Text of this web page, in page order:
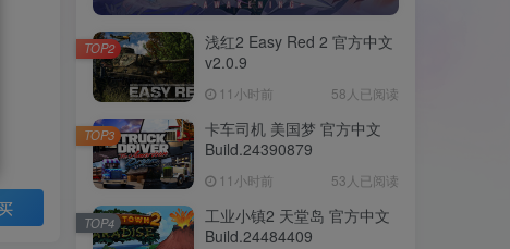
浅红2 Easy Red 2 官方中文
v2.0.9
11小时前 58人已阅读
TOP2
卡车司机 美国梦 官方中文
Build.24390879
11小时前 53人已阅读
TOP3
工业小镇2 天堂岛 官方中文
Build.24484409
TOP4